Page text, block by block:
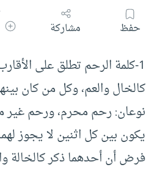
حفظ مشاركة
1-كلمة الرحم تطلق على
كالخال والعم، وكل من كان
نوعان: رحم محرم، ورحم غير
يكون بين كل اثنين لا يجوز
فرض أن أحدهما ذكر كالخالة